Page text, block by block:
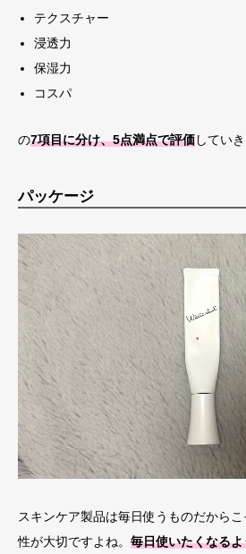
テクスチャー
浸透力
保湿力
コスパ
の7項目に分け、5点満点で評価していき
パッケージ
スキンケア製品は毎日使うものだから
性が大切ですよね。 毎日使いたくなる